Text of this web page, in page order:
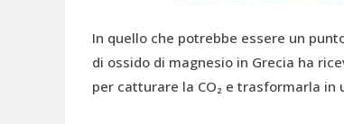
In quello che potrebbe essere un
di ossido di magnesio in Grecia ha
per catturare la CO₂ e trasformarla